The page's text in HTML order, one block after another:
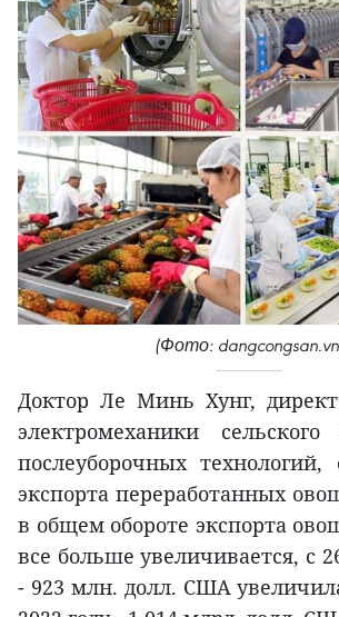
(Фото:
Доктор Ле Минь Хунг,
электромеханики
послеуборочных технологий,
экспорта переработанных
в общем обороте экспорта
все больше увеличивается, с
- 923 млн. долл. США